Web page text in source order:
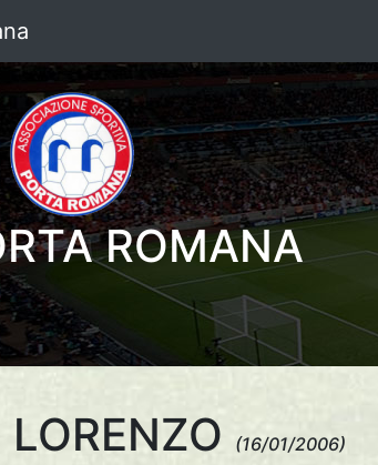
ROMANA
(16/01/2006)